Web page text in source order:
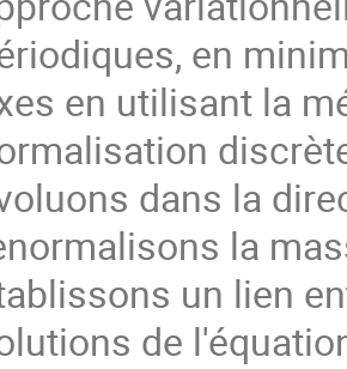
en
en utilisant la
dans la
la
un lien
de